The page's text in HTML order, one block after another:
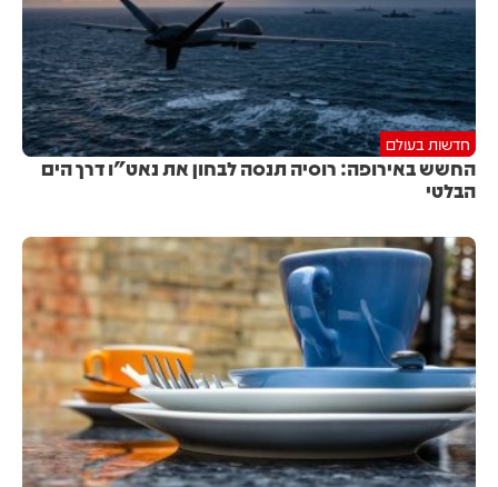
חדשות בעולם
החשש באירופה: רוסיה תנסה לבחון את נאט"ו דרך הים
הבלטי